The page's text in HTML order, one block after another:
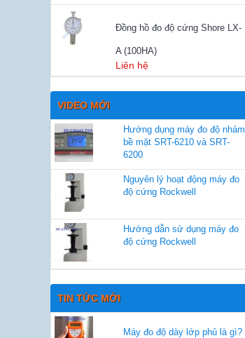
Đồng hồ đo độ cứng Shore LX-
A (100HA)
Liên hệ
VIDEO MỚI
Hướng dụng máy đo độ nhám
bề mặt SRT-6210 và SRT-
6200
Nguyên lý hoạt động máy đo
độ cứng Rockwell
Hướng dẫn sử dụng máy đo
độ cứng Rockwell
TIN TỨC MỚI
Máy đo độ dày lớp phủ là gì?